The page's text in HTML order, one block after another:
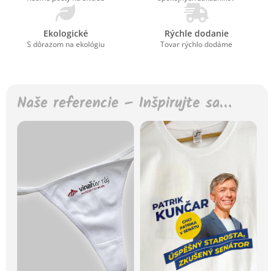
Ekologické
S dôrazom na ekológiu
Rýchle dodanie
Tovar rýchlo dodáme
Naše referencie – Inšpirujte sa…